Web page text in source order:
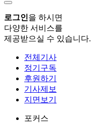
로그인을 하시면
다양한 서비스를
제공받으실 수 있습니다.
전체기사
정기구독
후원하기
기사제보
지면보기
포커스